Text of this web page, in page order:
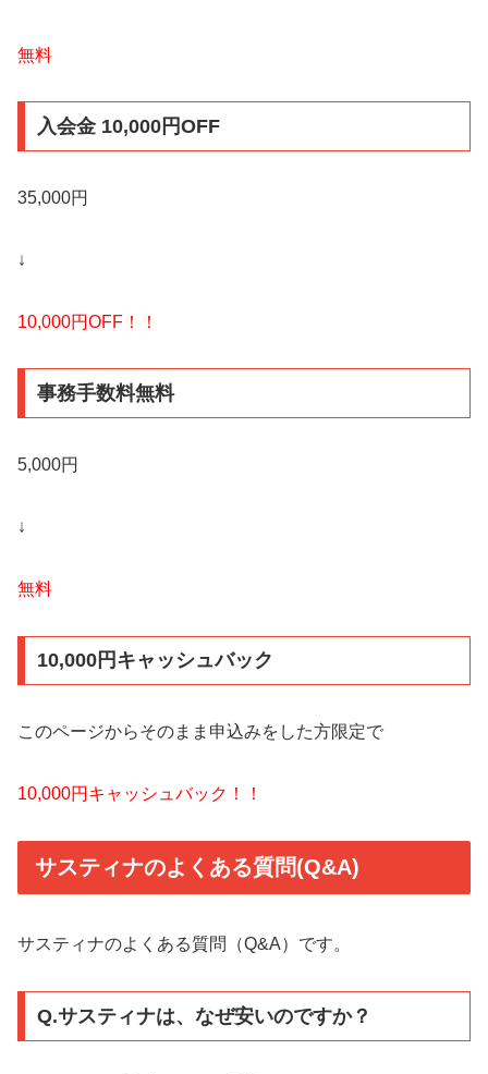
無料
入会金 10,000円OFF
35,000円
↓
10,000円OFF！！
事務手数料無料
5,000円
↓
無料
10,000円キャッシュバック
このページからそのまま申込みをした方限定で
10,000円キャッシュバック！！
サスティナのよくある質問(Q&A)
サスティナのよくある質問（Q&A）です。
Q.サスティナは、なぜ安いのですか？